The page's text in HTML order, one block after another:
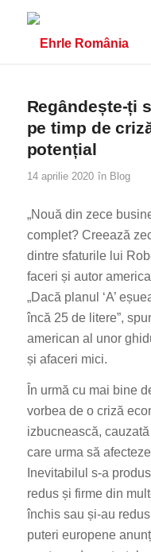
Regândește-ți
pe timp de
potențial
14 aprilie 2020 în Blog
„Nouă din zece
complet? Creează
dintre sfaturile lui
faceri și autor
„Dacă planul ‘A’
încă 25 de litere”,
american al unor
și afaceri mici.
În urmă cu mai bine
vorbea de o criză
izbucnească,
care urma să
Inevitabilul s-a
redus și firme din
închis sau și-au
puteri europene